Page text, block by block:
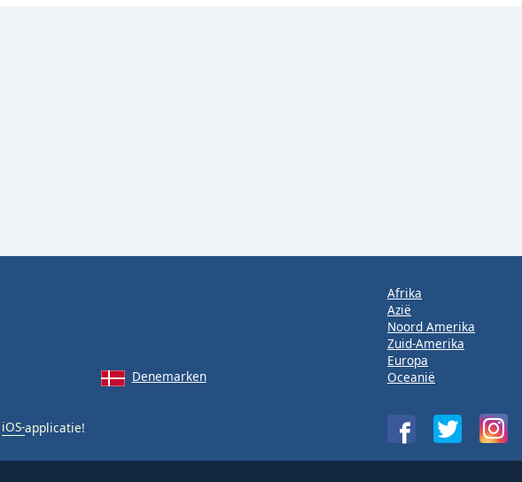
Denemarken
iOS-applicatie!
Afrika
Azië
Noord Amerika
Zuid-Amerika
Europa
Oceanië